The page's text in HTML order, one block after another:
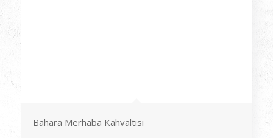
Bahara Merhaba Kahvaltısı